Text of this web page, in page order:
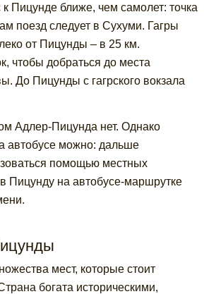
к Пицунде ближе, чем самолет: точка
поезд следует в Сухуми. Гагры
от Пицунды – в 25 км.
чтобы добраться до места
До Пицунды с гагрского вокзала
Адлер-Пицунда нет. Однако
автобусе можно: дальше
помощью местных
Пицунду на автобусе-маршрутке
мест, которые стоит
богата историческими,